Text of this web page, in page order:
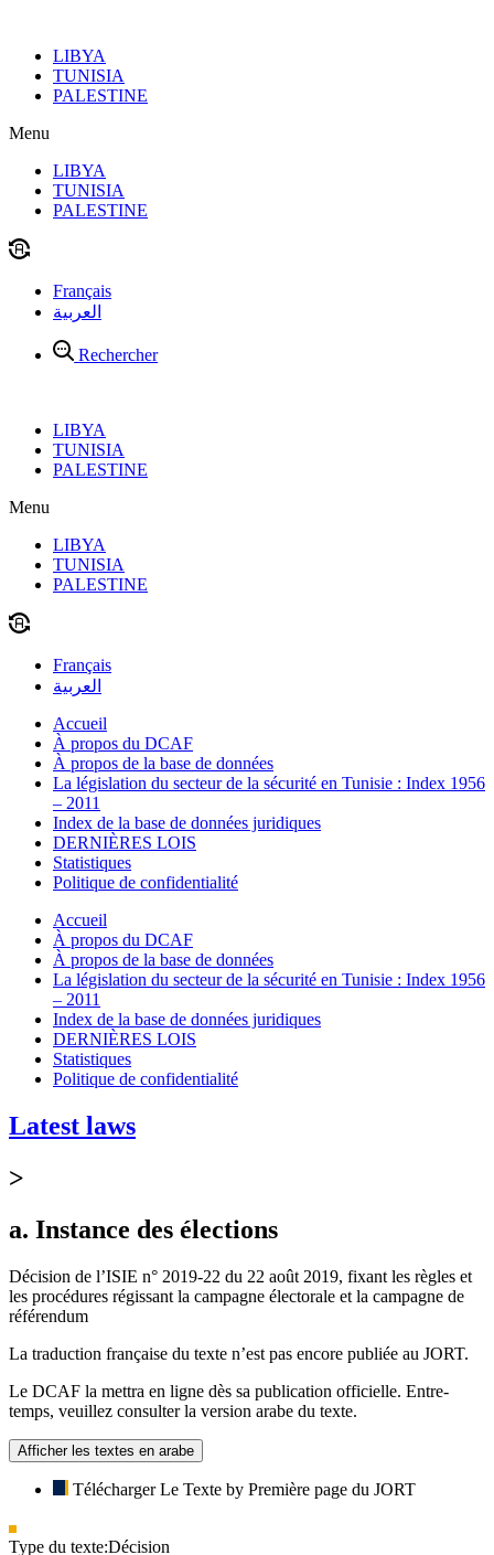
contenuLIBYA
TUNISIA
PALESTINE
Menu
LIBYA
TUNISIA
PALESTINE
Français
العربية
Rechercher
LIBYA
TUNISIA
PALESTINE
Menu
LIBYA
TUNISIA
PALESTINE
Français
العربية
Accueil
À propos du DCAF
À propos de la base de données
La législation du secteur de la sécurité en Tunisie : Index 1956
– 2011
Index de la base de données juridiques
DERNIÈRES LOIS
Statistiques
Politique de confidentialité
Accueil
À propos du DCAF
À propos de la base de données
La législation du secteur de la sécurité en Tunisie : Index 1956
– 2011
Index de la base de données juridiques
DERNIÈRES LOIS
Statistiques
Politique de confidentialité
Latest laws
>
a. Instance des élections
Décision de l’ISIE n° 2019-22 du 22 août 2019, fixant les règles et
les procédures régissant la campagne électorale et la campagne de
référendum
La traduction française du texte n’est pas encore publiée au JORT.
Le DCAF la mettra en ligne dès sa publication officielle. Entre-
temps, veuillez consulter la version arabe du texte.
Afficher les textes en arabe
Télécharger Le Texte by Première page du JORT
Type du texte:Décision